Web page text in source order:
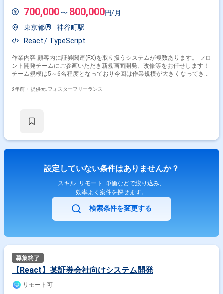
700,000 〜 800,000円/月
東京都
神谷町駅
React
TypeScript
作業内容 顧客内に証券関連(FX)を取り扱うシステムが複数あります。 フロ
ント開発チームにご参画いただき新規画面開発、改修等をお任せします！
チーム規模は5～6名程度となっており今回は作業規模が大きくなってきた
となります。 積極的にモダンな技術要素を採用している現場となりますの
3年前・ 提供元: フォスターフリーランス
設定していない条件はありませんか？
スキル･リモート･単価などで絞り込み、
効率よく案件を探せます。
検索条件を変更する
【React】某証券会社向けシステム開発
リモート可